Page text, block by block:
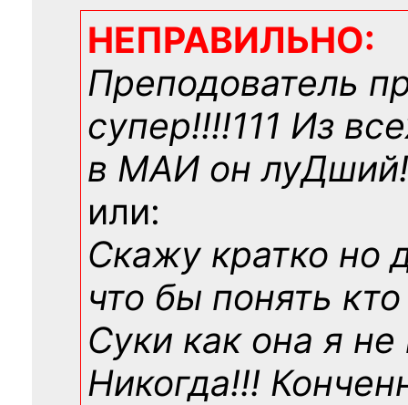
НЕПРАВИЛЬНО:
Преподователь
супер!!!!111 Из
в МАИ он
или:
Скажу кратко но
что бы понять
Суки как она я не
Никогда!!!